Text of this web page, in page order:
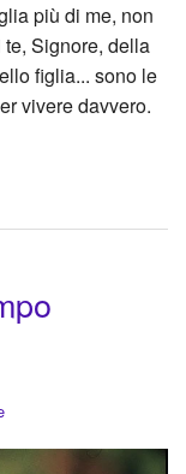
più di me, non
Signore, della
figlia... sono le
vivere davvero.